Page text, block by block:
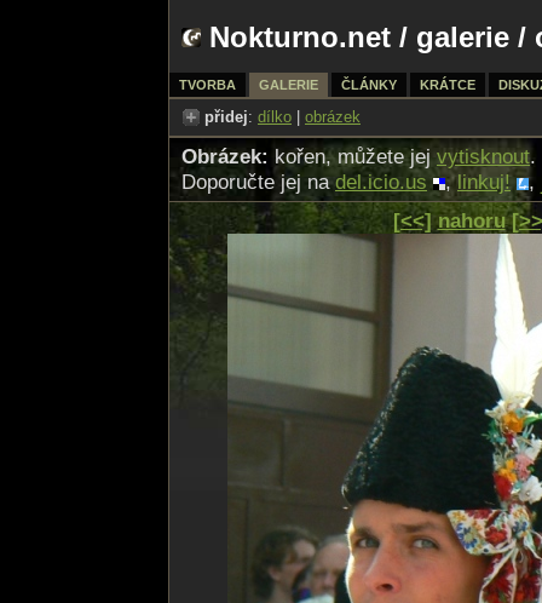
Nokturno.net / galerie /
TVORBA GALERIE ČLÁNKY KRÁTCE
přidej: dílko obrázek
Obrázek: kořen, můžete jej vytisknout.
Doporučte jej nadel.icio.us ,linkuj! ,
[<<] nahoru